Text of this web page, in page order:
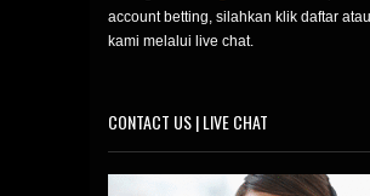
account betting, silahkan klik daftar
kami melalui live chat.
CONTACT US | LIVE CHAT